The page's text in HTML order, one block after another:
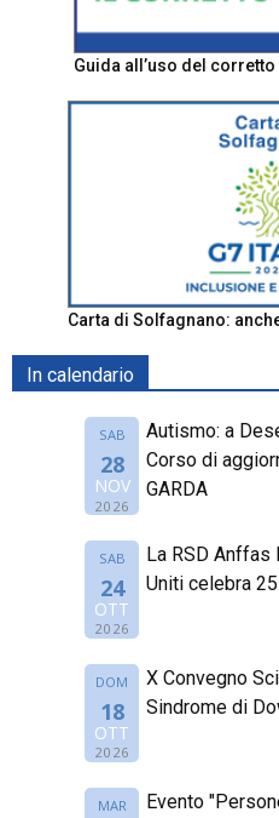
Guida all’uso del
Carta di Solfagnano:
In calendario
SAB
28
NOV
2026
Autismo: a
Corso di
GARDA
SAB
24
OTT
2026
La RSD Anffas
Uniti celebra
DOM
18
OTT
2026
X Convegno
Sindrome di
MAR Evento